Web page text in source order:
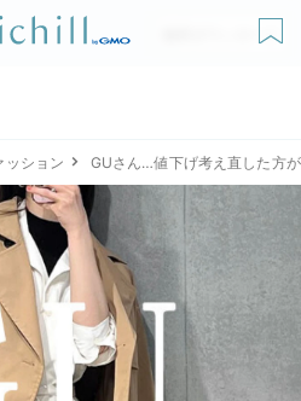
無料ダウンロード
ッション GUさん…値下げ考え直した方